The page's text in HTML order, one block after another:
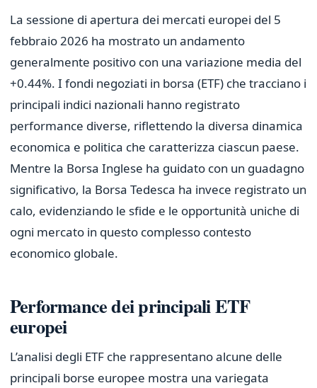
La sessione di apertura dei mercati europei del 5
febbraio 2026 ha mostrato un andamento
generalmente positivo con una variazione media del
+0.44%. I fondi negoziati in borsa (ETF) che tracciano i
principali indici nazionali hanno registrato
performance diverse, riflettendo la diversa dinamica
economica e politica che caratterizza ciascun paese.
Mentre la Borsa Inglese ha guidato con un guadagno
significativo, la Borsa Tedesca ha invece registrato un
calo, evidenziando le sfide e le opportunità uniche di
ogni mercato in questo complesso contesto
economico globale.
Performance dei principali ETF
europei
L’analisi degli ETF che rappresentano alcune delle
principali borse europee mostra una variegata